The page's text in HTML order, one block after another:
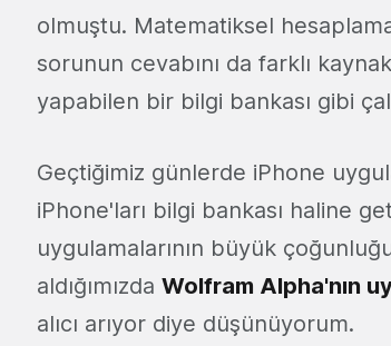
olmuştu. Matematiksel
sorunun cevabını da farklı
yapabilen bir bilgi bankası gibi
Geçtiğimiz günlerde iPhone
iPhone'ları bilgi bankası haline
uygulamalarının büyük
aldığımızda Wolfram Alpha'nın
alıcı arıyor diye düşünüyorum.